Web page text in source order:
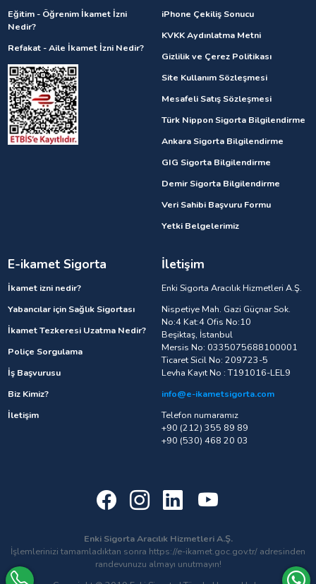
Eğitim - Öğrenim İkamet İzni
Nedir?
Refakat - Aile İkamet İzni Nedir?
iPhone Çekiliş Sonucu
KVKK Aydınlatma Metni
Gizlilik ve Çerez Politikası
Site Kullanım Sözleşmesi
Mesafeli Satış Sözleşmesi
Türk Nippon Sigorta Bilgilendirme
Ankara Sigorta Bilgilendirme
GIG Sigorta Bilgilendirme
Demir Sigorta Bilgilendirme
Veri Sahibi Başvuru Formu
Yetki Belgelerimiz
E-ikamet Sigorta
İkamet izni nedir?
Yabancılar için Sağlık Sigortası
İkamet Tezkeresi Uzatma Nedir?
Poliçe Sorgulama
İş Başvurusu
Biz Kimiz?
İletişim
İletişim
Enki Sigorta Aracılık Hizmetleri A.Ş.
Nispetiye Mah. Gazi Güçnar Sok.
No:4 Kat:4 Ofis No:10
Beşiktaş, İstanbul
Mersis No: 0335075688100001
Ticaret Sicil No: 209723-5
Levha Kayıt No : T191016-LEL9
info@e-ikametsigorta.com
Telefon numaramız
+90 (212) 355 89 89
+90 (530) 468 20 03
Enki Sigorta Aracılık Hizmetleri A.Ş.
İşlemlerinizi tamamladıktan sonra https://e-ikamet.goc.gov.tr/ adresinden
randevunuzu almayı unutmayın!